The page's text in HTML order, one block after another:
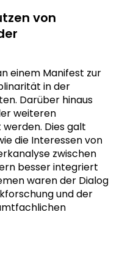
von
einem Manifest zur
in der
Darüber hinaus
weiteren
Dies galt
die Interessen von
zwischen
besser integriert
waren der Dialog
und der